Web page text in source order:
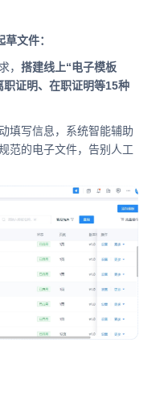
文件：
， 搭建线上“电子模板
证明、在职证明等15种
填写信息，系统智能辅助
范的电子文件，告别人工